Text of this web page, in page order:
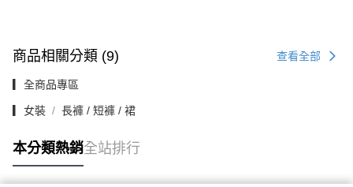
商品相關分類 (9) 查看全部
▎全商品專區
▎女裝 長褲 / 短褲 / 裙
本分類熱銷全站排行